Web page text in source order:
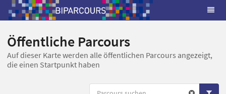
Öffentliche Parcours
Auf dieser Karte werden alle öffentlichen Parcours angezeigt,
die einen Startpunkt haben